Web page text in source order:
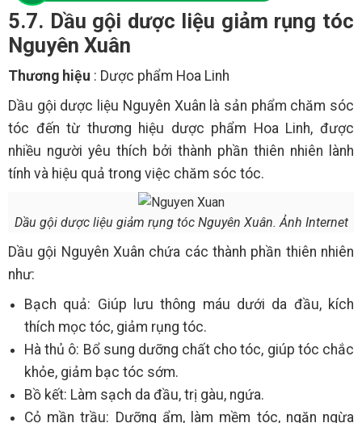
5.7. Dầu gội dược liệu giảm rụng tóc
Nguyên Xuân
Thương hiệu : Dược phẩm Hoa Linh
Dầu gội dược liệu Nguyên Xuân là sản phẩm chăm sóc
tóc đến từ thương hiệu dược phẩm Hoa Linh, được
nhiều người yêu thích bởi thành phần thiên nhiên lành
tính và hiệu quả trong việc chăm sóc tóc.
Dầu gội dược liệu giảm rụng tóc Nguyên Xuân. Ảnh Internet
Dầu gội Nguyên Xuân chứa các thành phần thiên nhiên
như:
Bạch quả: Giúp lưu thông máu dưới da đầu, kích
thích mọc tóc, giảm rụng tóc.
Hà thủ ô: Bổ sung dưỡng chất cho tóc, giúp tóc chắc
khỏe, giảm bạc tóc sớm.
Bồ kết: Làm sạch da đầu, trị gàu, ngứa.
Cỏ mần trầu: Dưỡng ẩm, làm mềm tóc, ngăn ngừa